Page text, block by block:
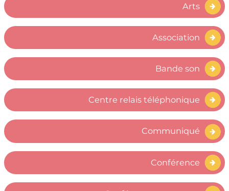
Arts
Association
Bande son
Centre relais téléphonique
Communiqué
Conférence